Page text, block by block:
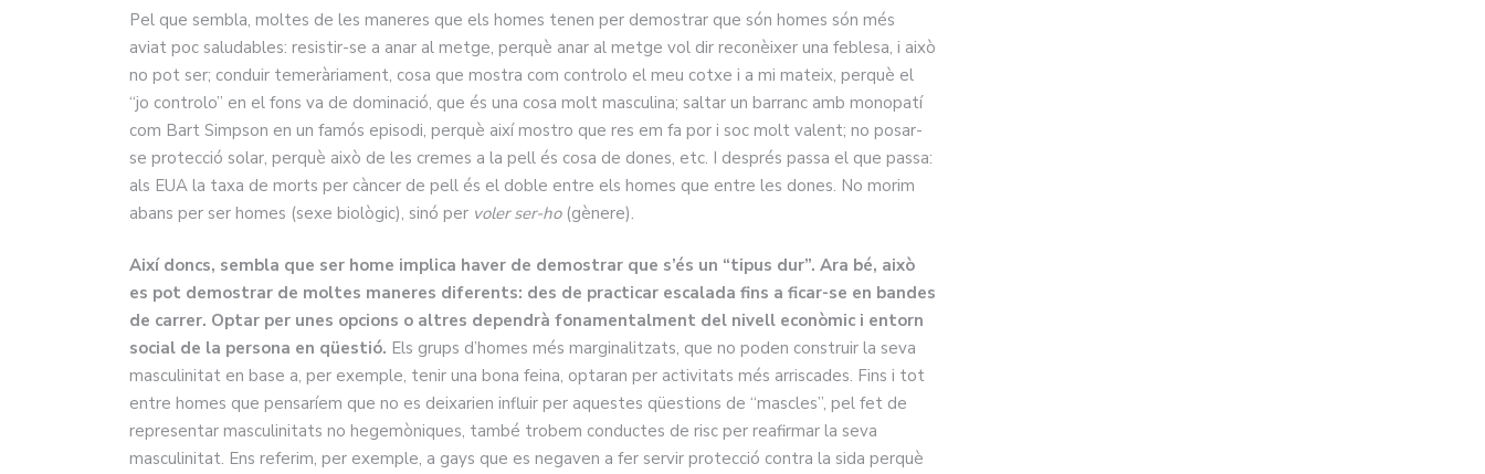
Pel que sembla, moltes de les maneres que els homes tenen per demostrar que són homes són més
aviat poc saludables: resistir-se a anar al metge, perquè anar al metge vol dir reconèixer una feblesa, i això
no pot ser; conduir temeràriament, cosa que mostra com controlo el meu cotxe i a mi mateix, perquè el
“jo controlo” en el fons va de dominació, que és una cosa molt masculina; saltar un barranc amb monopatí
com Bart Simpson en un famós episodi, perquè així mostro que res em fa por i soc molt valent; no posar-
se protecció solar, perquè això de les cremes a la pell és cosa de dones, etc. I després passa el que passa:
als EUA la taxa de morts per càncer de pell és el doble entre els homes que entre les dones. No morim
abans per ser homes (sexe biològic), sinó per voler ser-ho(gènere).
Així doncs, sembla que ser home implica haver de demostrar que s’és un “tipus dur”. Ara bé, això
es pot demostrar de moltes maneres diferents: des de practicar escalada fins a ficar-se en bandes
de carrer. Optar per unes opcions o altres dependrà fonamentalment del nivell econòmic i entorn
social de la persona en qüestió. Els grups d’homes més marginalitzats, que no poden construir la seva
masculinitat en base a, per exemple, tenir una bona feina, optaran per activitats més arriscades. Fins i tot
entre homes que pensaríem que no es deixarien influir per aquestes qüestions de “mascles”, pel fet de
representar masculinitats no hegemòniques, també trobem conductes de risc per reafirmar la seva
masculinitat. Ens referim, per exemple, a gays que es negaven a fer servir protecció contra la sida perquè